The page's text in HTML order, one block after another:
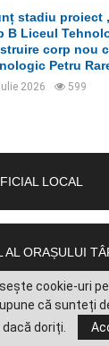
stadiu proiect
B Liceul
corp nou
Petru
2026 599
LOCAL
AL ORAȘULUI
cookie-uri
că sunteți
doriți.